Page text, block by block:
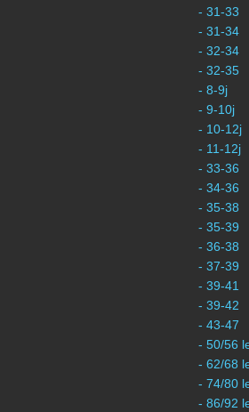
- 31-33
- 31-34
- 32-34
- 32-35
- 8-9j
- 9-10j
- 10-12j
- 11-12j
- 33-36
- 34-36
- 35-38
- 35-39
- 36-38
- 37-39
- 39-41
- 39-42
- 43-47
- 50/56
- 62/68
- 74/80
- 86/92